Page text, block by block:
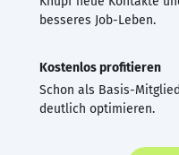
besseres Job-Leben.
Kostenlos profitieren
Schon als Basis-
deutlich optimieren.